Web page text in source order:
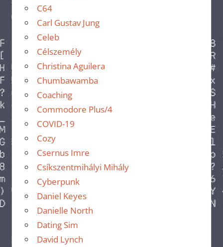
C64
Carl Gustav Jung
Celeb
Célszemély
Christina Aguilera
Chumbawamba
Coaching
Commodore Plus/4
COVID-19
Cozy
Csernus Imre
Csíkszentmihályi Mihály
Cyberpunk
Daniel Keyes
Danielle North
Dating Sim
David Lynch